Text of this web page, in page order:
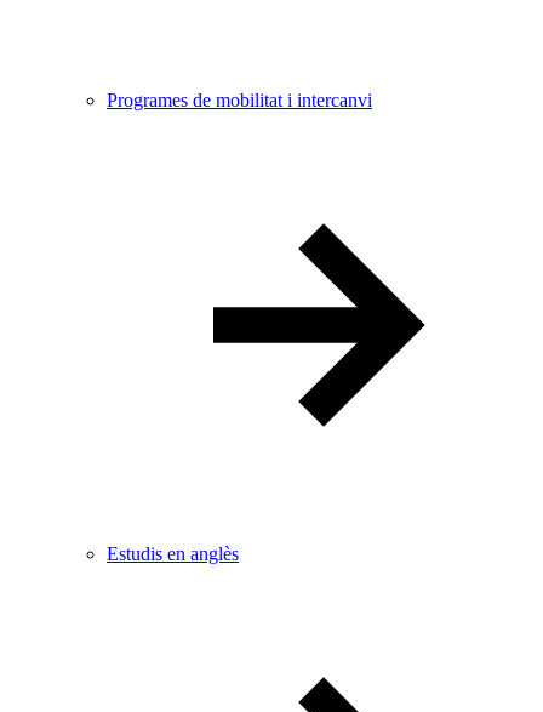
Programes de mobilitat i intercanvi
Estudis en anglès